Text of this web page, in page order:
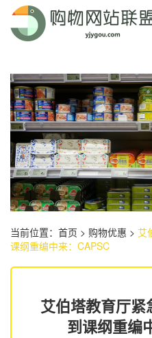
当前位置： 首页 > 购物优惠 > 艾
课纲重编中来：CAPSC
艾伯塔教育厅
到课纲重编